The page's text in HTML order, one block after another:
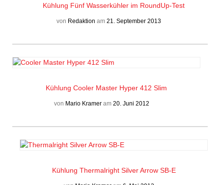
Kühlung Fünf Wasserkühler im RoundUp-Test
von Redaktion am 21. September 2013
Kühlung Cooler Master Hyper 412 Slim
von Mario Krameram 20. Juni 2012
Kühlung Thermalright Silver Arrow SB-E